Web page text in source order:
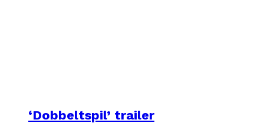
‘Dobbeltspil’ trailer